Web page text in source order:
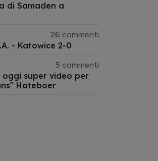
di Samaden a
26 commenti
- Katowice 2-0
5 commenti
oggi super video per
Hateboer